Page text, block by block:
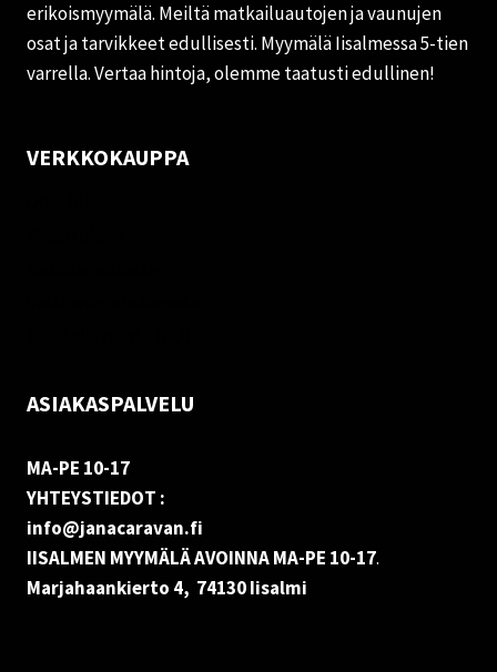
erikoismyymälä. Meiltä matkailuautojen ja vaunujen
osat ja tarvikkeet edullisesti. Myymälä Iisalmessa 5-tien
varrella. Vertaa hintoja, olemme taatusti edullinen!
VERKKOKAUPPA
ASIAKASPALVELU
MA-PE 10-17
YHTEYSTIEDOT :
info@janacaravan.fi
IISALMEN MYYMÄLÄ AVOINNA MA-PE 10-17.
Marjahaankierto 4, 74130 Iisalmi